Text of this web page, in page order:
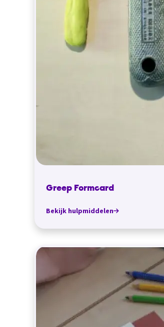
Greep Formcard
Bekijk hulpmiddelen